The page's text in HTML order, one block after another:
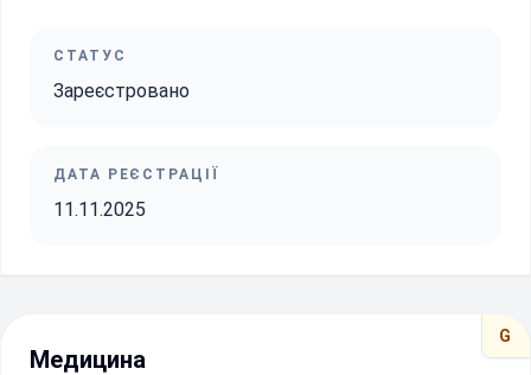
СТАТУС
Зареєстровано
ДАТА РЕЄСТРАЦІЇ
11.11.2025
G
Медицина